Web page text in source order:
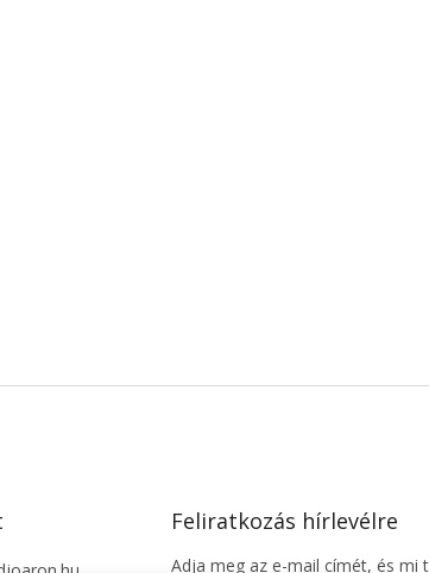
Feliratkozás hírlevélre
Adja meg az e-mail címét, és mi